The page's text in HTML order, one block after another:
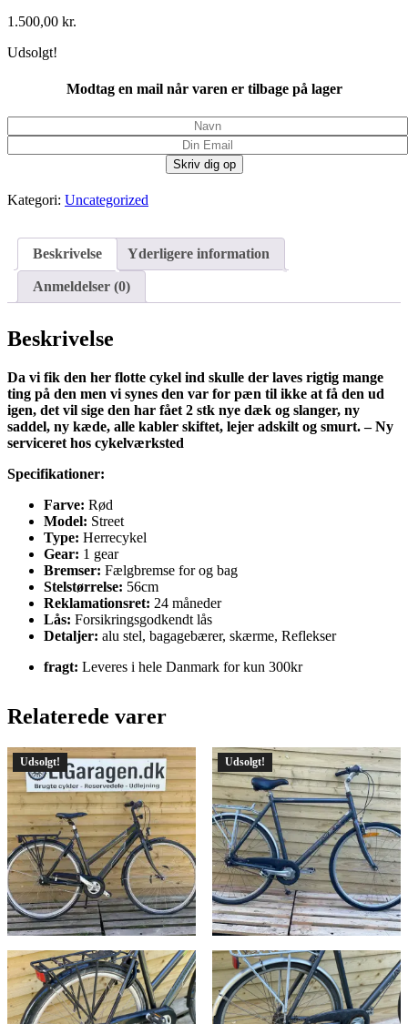
1.500,00 kr.
Udsolgt!
Modtag en mail når varen er tilbage på lager
Kategori: Uncategorized
Beskrivelse Yderligere information
Anmeldelser (0)
Beskrivelse
Da vi fik den her flotte cykel ind skulle der laves rigtig mange
ting på den men vi synes den var for pæn til ikke at få den ud
igen, det vil sige den har fået 2 stk nye dæk og slanger, ny
saddel, ny kæde, alle kabler skiftet, lejer adskilt og smurt. – Ny
serviceret hos cykelværksted
Specifikationer:
Farve: Rød
Model: Street
Type: Herrecykel
Gear: 1 gear
Bremser: Fælgbremse for og bag
Stelstørrelse: 56cm
Reklamationsret: 24 måneder
Lås: Forsikringsgodkendt lås
Detaljer: alu stel, bagagebærer, skærme, Reflekser
fragt: Leveres i hele Danmark for kun 300kr
Relaterede varer
Udsolgt! Udsolgt!